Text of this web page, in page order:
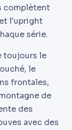
complètent
l'upright
série.
toujours le
le
frontales,
de
des
avec des